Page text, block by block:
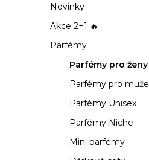
s
t
r
Novinky
Akce 2+1 🔥
Parfémy
Parfémy pro ženy
Parfémy pro muže
Parfémy Unisex
Parfémy Niche
Mini parfémy